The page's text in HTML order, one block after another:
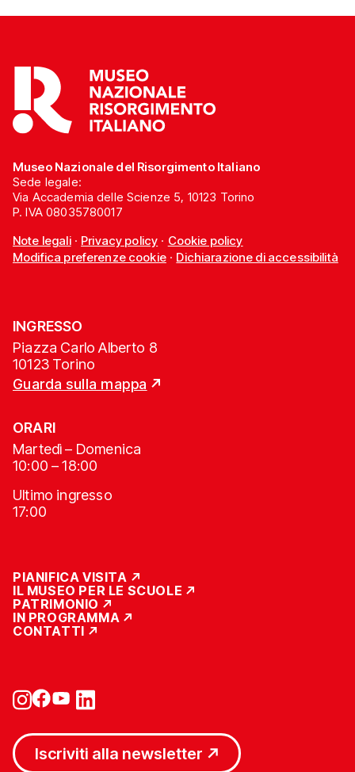
Museo Nazionale del Risorgimento Italiano
Sede legale:
Via Accademia delle Scienze 5, 10123 Torino
P. IVA 08035780017
Note legali· Privacy policy · Cookie policy
Modifica preferenze cookie· Dichiarazione di accessibilità
INGRESSO
Piazza Carlo Alberto 8
10123 Torino
Guarda sulla mappa
ORARI
Martedì – Domenica
10:00 – 18:00
Ultimo ingresso
17:00
PIANIFICA VISITA
IL MUSEO PER LE SCUOLE
PATRIMONIO
IN PROGRAMMA
CONTATTI
Iscriviti alla newsletter